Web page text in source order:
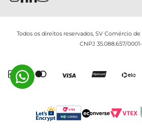
Termos e Condições
Sábado : 08h ás 12h
Todos os direitos reservados, SV Comércio
CNPJ 35.088.657/